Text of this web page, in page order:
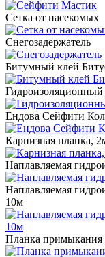
Сетка от насекомых
Снегозадержатель
Битумный клей
Гидроизоляционный
Ендова Сейфити
Карнизная планка,
Наплавляемая
Наплавляемая
10м
Планка примыкания